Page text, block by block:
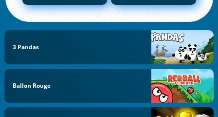
3 Pandas
Ballon Rouge